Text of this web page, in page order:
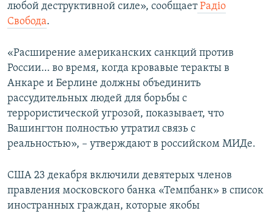
любой деструктивной силе», сообщаетРадіо
Свобода.
«Расширение американских санкций против
России… во время, когда кровавые теракты в
Анкаре и Берлине должны объединить
рассудительных людей для борьбы с
террористической угрозой, показывает, что
Вашингтон полностью утратил связь с
реальностью», – утверждают в российском МИДе.
США 23 декабря включили девятерых членов
правления московского банка «Темпбанк» в список
иностранных граждан, которые якобы